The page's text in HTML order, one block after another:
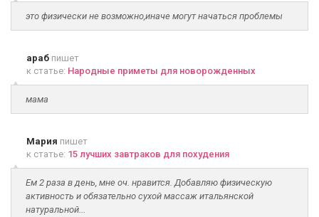
это физически не возможно,иначе могут начаться проблемы
араб пишет
к статье: Народные приметы для новорожденных
мама
Мария пишет
к статье: 15 лучших завтраков для похудения
Ем 2 раза в день, мне оч. нравится. Добавляю физическую
активность и обязательно сухой массаж итальянской
натуральной...